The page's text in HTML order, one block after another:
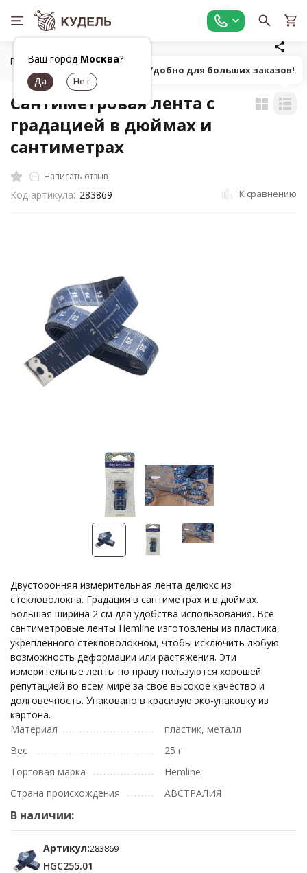
Ваш город Москва?
Главная Универсальные товары для рукоделия
Сантиметровая лента с
градацией в дюймах и
сантиметрах
Написать отзыв
Код артикула: 283869 К сравнению
Двусторонняя измерительная лента делюкс из
стекловолокна. Градация в сантиметрах и в дюймах.
Большая ширина 2 см для удобства использования. Все
сантиметровые ленты Hemline изготовлены из пластика,
укрепленного стекловолокном, чтобы исключить любую
возможность деформации или растяжения. Эти
измерительные ленты по праву пользуются хорошей
репутацией во всем мире за свое высокое качество и
долговечность. Упаковано в красивую эко-упаковку из
картона.
Материал
пластик, металл
Вес
25 г
Торговая марка
Hemline
Страна происхождения
АВСТРАЛИЯ
В наличии:
Артикул:283869
HGC255.01
Попробуй! Удобно для больших заказов!